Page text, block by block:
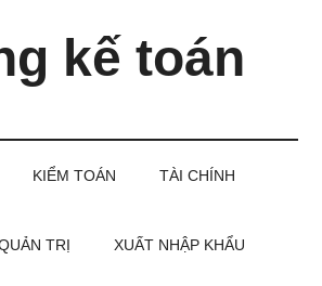
kế toán
KIỂM TOÁN TÀI CHÍNH
TRỊ XUẤT NHẬP KHẨU